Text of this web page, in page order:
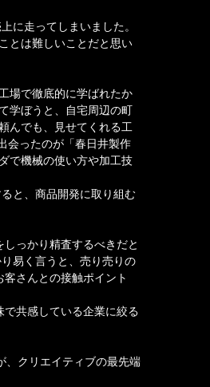
に走ってしまいました。
とは難しいことだと思い
場で徹底的に学ばれたか
学ぼうと、自宅周辺の町
んでも、見せてくれる工
会ったのが「春日井製作
で機械の使い方や加工技
と、商品開発に取り組む
っかり精査するべきだと
易く言うと、売り売りの
さんとの接触ポイント
共感している企業に絞る
、クリエイティブの最先端